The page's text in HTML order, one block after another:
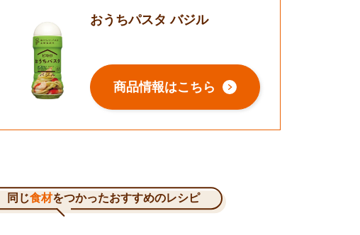
おうちパスタ バジル
商品情報はこちら
同じ食材をつかったおすすめのレシピ